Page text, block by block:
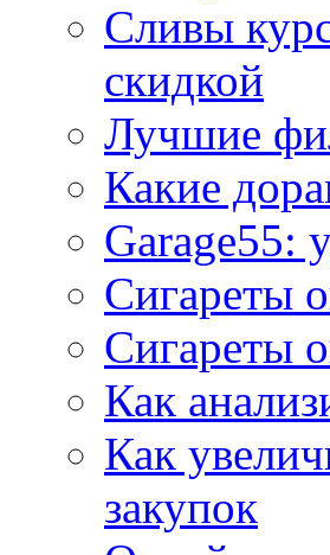
Сливы
скидкой
Лучшие
Какие
Garage55:
Сигареты
Сигареты
Как
Как
закупок